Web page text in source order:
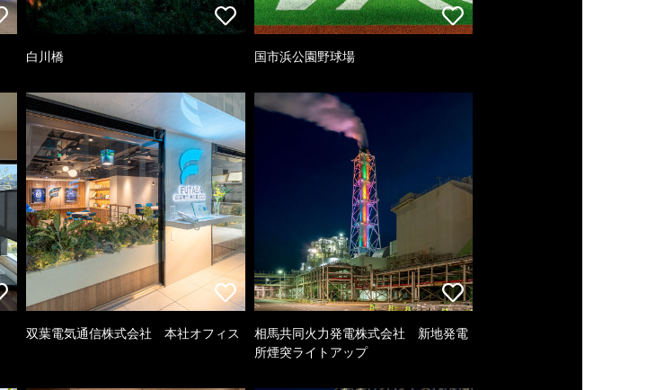
白川橋 国市浜公園野球場
双葉電気通信株式会社 本社オフィス
相馬共同火力発電株式会社 新地発電
所煙突ライトアップ